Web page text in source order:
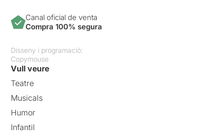
Canal oficial de venta
Compra 100% segura
Disseny i programació:
Copymouse
Vull veure
Teatre
Musicals
Humor
Infantil